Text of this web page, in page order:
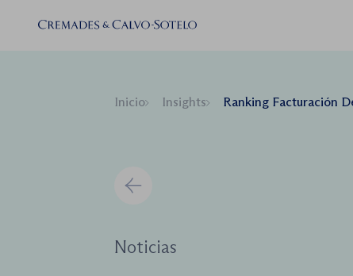
Inicio Insights Ranking Facturación
Noticias